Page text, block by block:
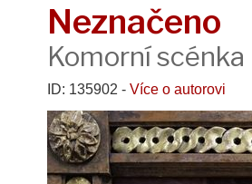
Neznačeno
Komorní scénka
ID: 135902 - Více o autorovi